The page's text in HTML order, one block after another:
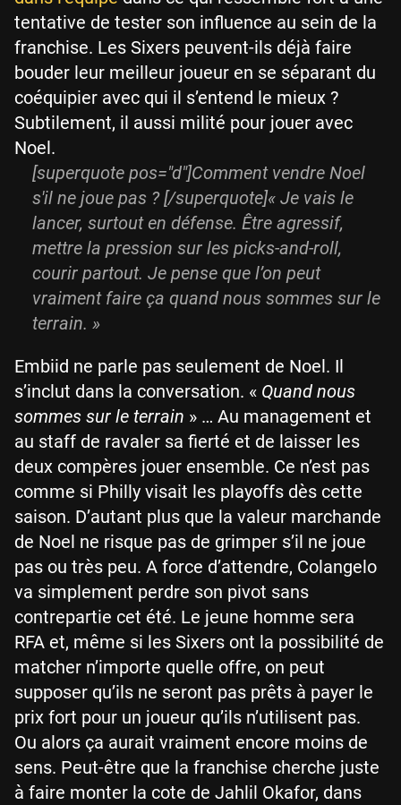
tentative de tester son influence au sein de la
franchise. Les Sixers peuvent-ils déjà faire
bouder leur meilleur joueur en se séparant du
coéquipier avec qui il s’entend le mieux ?
Subtilement, il aussi milité pour jouer avec
Noel.
[superquote pos="d"]Comment vendre Noel
s'il ne joue pas ? [/superquote]« Je vais le
lancer, surtout en défense. Être agressif,
mettre la pression sur les picks-and-roll,
courir partout. Je pense que l’on peut
vraiment faire ça quand nous sommes sur le
terrain. »
Embiid ne parle pas seulement de Noel. Il
s’inclut dans la conversation. « Quand nous
sommes sur le terrain » … Au management et
au staff de ravaler sa fierté et de laisser les
deux compères jouer ensemble. Ce n’est pas
comme si Philly visait les playoffs dès cette
saison. D’autant plus que la valeur marchande
de Noel ne risque pas de grimper s’il ne joue
pas ou très peu. A force d’attendre, Colangelo
va simplement perdre son pivot sans
contrepartie cet été. Le jeune homme sera
RFA et, même si les Sixers ont la possibilité de
matcher n’importe quelle offre, on peut
supposer qu’ils ne seront pas prêts à payer le
prix fort pour un joueur qu’ils n’utilisent pas.
Ou alors ça aurait vraiment encore moins de
sens. Peut-être que la franchise cherche juste
à faire monter la cote de Jahlil Okafor, dans